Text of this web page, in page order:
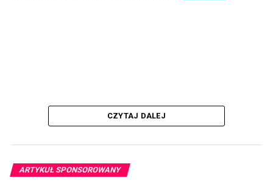
CZYTAJ DALEJ
ARTYKUŁ SPONSOROWANY